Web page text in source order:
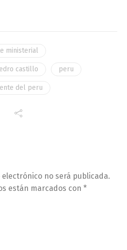
ministerial
castillo peru
del peru
no será publicada.
están marcados con *